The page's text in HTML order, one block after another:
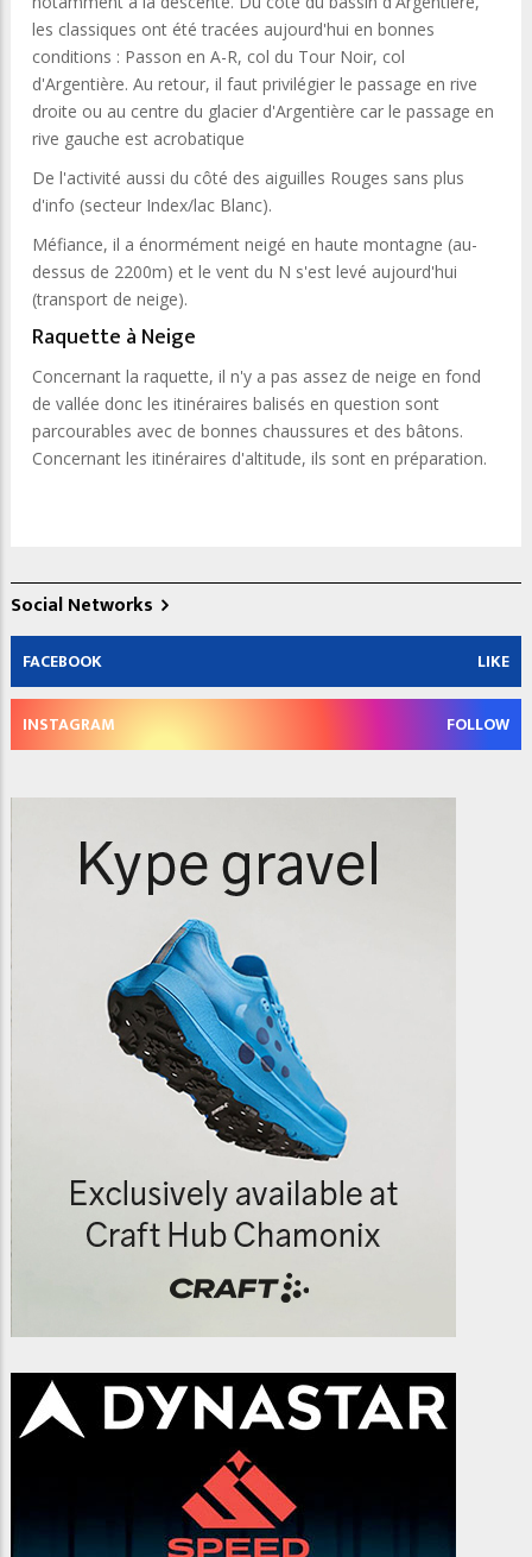
les classiques ont été tracées aujourd'hui en bonnes
conditions : Passon en A-R, col du Tour Noir, col
d'Argentière. Au retour, il faut privilégier le passage en rive
droite ou au centre du glacier d'Argentière car le passage en
rive gauche est acrobatique
De l'activité aussi du côté des aiguilles Rouges sans plus
d'info (secteur Index/lac Blanc).
Méfiance, il a énormément neigé en haute montagne (au-
dessus de 2200m) et le vent du N s'est levé aujourd'hui
(transport de neige).
Raquette à Neige
Concernant la raquette, il n'y a pas assez de neige en fond
de vallée donc les itinéraires balisés en question sont
parcourables avec de bonnes chaussures et des bâtons.
Concernant les itinéraires d'altitude, ils sont en préparation.
Social Networks
FACEBOOK LIKE
INSTAGRAM FOLLOW